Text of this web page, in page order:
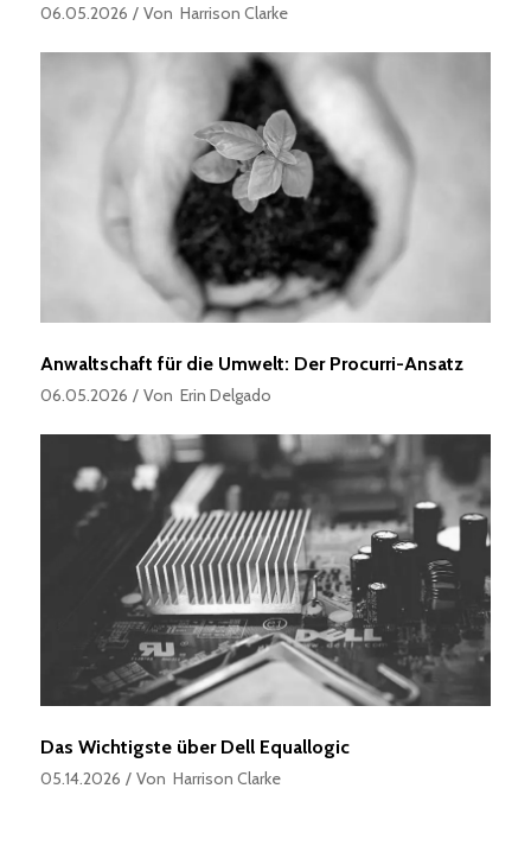
06.05.2026 Von Harrison Clarke
Anwaltschaft für die Umwelt: Der Procurri-Ansatz
06.05.2026 Von Erin Delgado
Das Wichtigste über Dell Equallogic
05.14.2026 Von Harrison Clarke